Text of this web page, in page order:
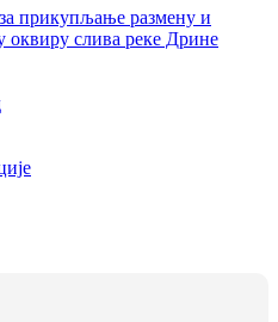
прикупљање размену и
оквиру слива реке Дрине